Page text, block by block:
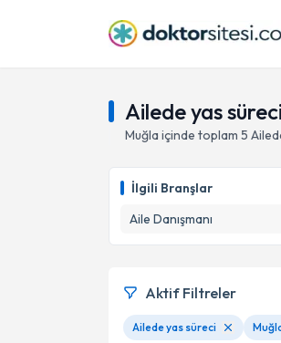
Ailede yas
Muğla içinde toplam 5
İlgili Branşlar
Aile Danışmanı
Aktif Filtreler
Ailede yas süreci